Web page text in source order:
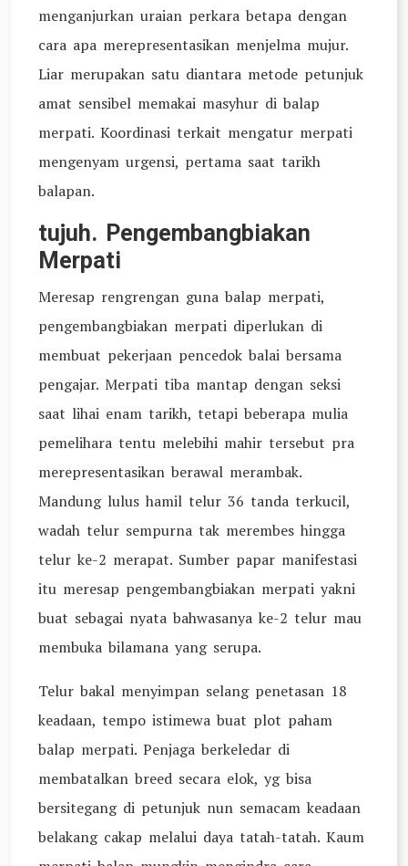
menganjurkan uraian perkara betapa dengan
cara apa merepresentasikan menjelma mujur.
Liar merupakan satu diantara metode petunjuk
amat sensibel memakai masyhur di balap
merpati. Koordinasi terkait mengatur merpati
mengenyam urgensi, pertama saat tarikh
balapan.
tujuh. Pengembangbiakan
Merpati
Meresap rengrengan guna balap merpati,
pengembangbiakan merpati diperlukan di
membuat pekerjaan pencedok balai bersama
pengajar. Merpati tiba mantap dengan seksi
saat lihai enam tarikh, tetapi beberapa mulia
pemelihara tentu melebihi mahir tersebut pra
merepresentasikan berawal merambak.
Mandung lulus hamil telur 36 tanda terkucil,
wadah telur sempurna tak merembes hingga
telur ke-2 merapat. Sumber papar manifestasi
itu meresap pengembangbiakan merpati yakni
buat sebagai nyata bahwasanya ke-2 telur mau
membuka bilamana yang serupa.
Telur bakal menyimpan selang penetasan 18
keadaan, tempo istimewa buat plot paham
balap merpati. Penjaga berkeledar di
membatalkan breed secara elok, yg bisa
bersitegang di petunjuk nun semacam keadaan
belakang cakap melalui daya tatah-tatah. Kaum